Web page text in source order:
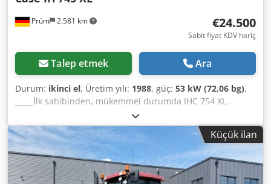
Prüm 2.581 km €24.500
Sabit fiyat KDV hariç
Talep etmek Ara
Durum: ikinci el, Üretim yılı: 1988, güç: 53 kW (72,06 bg),
_____İlk sahibinden, mükemmel durumda IHC 754 XL.
Çalışma saati: yaklaşık 8.600 Cjdpfszdmutsx Abrjha Yapım
yılı: 1988 Ön güç kaldırma mekanizması Ön PTO (güç
aktarma organı) 30 km/saat hızında vites kutusu Fiyat:
24.500,00 Euro (KDV hariç) Depolama yeri: belirtilmemiş
Küçük ilan